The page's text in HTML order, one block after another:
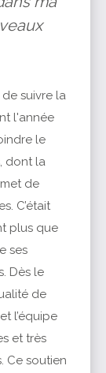
suivre la
l'année
le
dont la
de
C’était
plus que
ses
Dès le
de
l’équipe
et très
Ce soutien